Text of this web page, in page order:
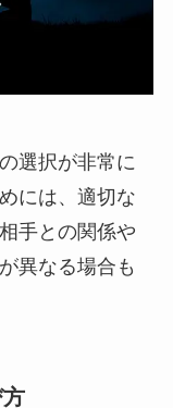
選択が非常に
には、適切な
手との関係や
異なる場合も